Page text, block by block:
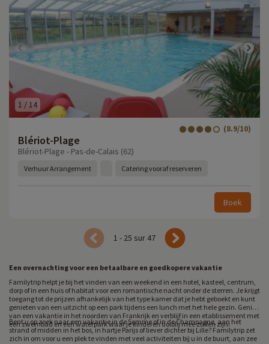
1 /14
Blériot-Plage
(8.9/10)
Blériot-Plage - Pas-de-Calais (62)
Verhuur Arrangement Catering vooraf reserveren
Boek
1 - 25 sur 47
Een overnachting voor een betaalbare en goedkopere vakantie
Familytrip helpt je bij het vinden van een weekend in een hotel, kasteel, centrum,
dorp of in een huis of habitat voor een romantische nacht onder de sterren. Je krijgt
toegang tot de prijzen afhankelijk van het type kamer dat je hebt geboekt en kunt
genieten van een uitzicht op een park tijdens een lunch met het hele gezin. Geniet
van een vakantie in het noorden van Frankrijk en verblijf in een etablissement met
een zwembad en een waterpark waar je kinderen dolblij mee zullen zijn!
Bent u op zoek naar een vakantie in de Somme of in de Champagne, aan het
strand of midden in het bos, in hartje Parijs of liever dichter bij Lille? Familytrip zet
zich in om voor u een plek te vinden met veel activiteiten bij u in de buurt, aan zee